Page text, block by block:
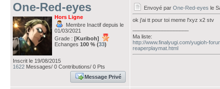
One-Red-eyes
Hors Ligne
Membre Inactif depuis le
01/03/2021
Grade : [Kuriboh]
Echanges 100 % (33)
Inscrit le 19/08/2015
1622 Messages/ 0 Contributions/ 0 Pts
Message Privé
Envoyé par One-Red-eyes le
ok j'ai tt pour toi meme l'xyz x2 stv
Ma liste:
http://www.finalyugi.com/yugioh-
reaperplaymat.html